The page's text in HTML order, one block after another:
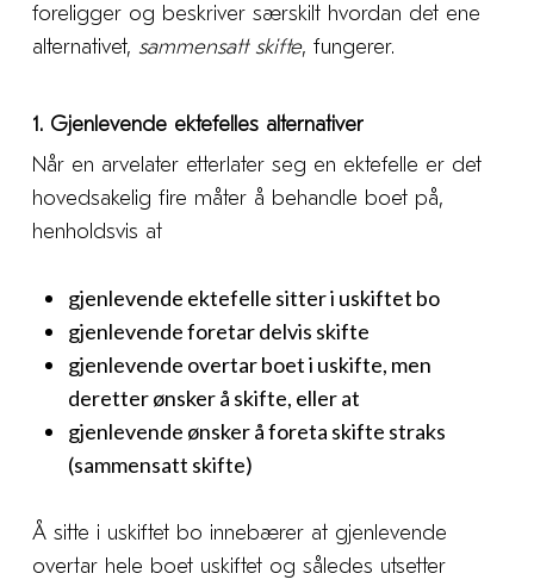
foreligger og beskriver særskilt hvordan det ene
alternativet, sammensatt skifte, fungerer.
1. Gjenlevende ektefelles alternativer
Når en arvelater etterlater seg en ektefelle er det
hovedsakelig fire måter å behandle boet på,
henholdsvis at
gjenlevende ektefelle sitter i uskiftet bo
gjenlevende foretar delvis skifte
gjenlevende overtar boet i uskifte, men
deretter ønsker å skifte, eller at
gjenlevende ønsker å foreta skifte straks
(sammensatt skifte)
Å sitte i uskiftet bo innebærer at gjenlevende
overtar hele boet uskiftet og således utsetter